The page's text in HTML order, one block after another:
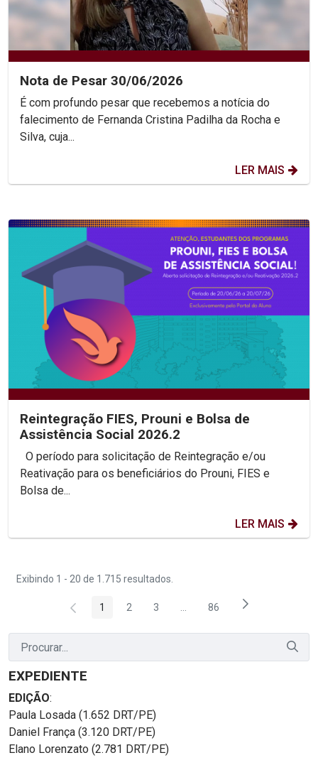
Nota de Pesar 30/06/2026
É com profundo pesar que recebemos a notícia do
falecimento de Fernanda Cristina Padilha da Rocha e
Silva, cuja...
LER MAIS
Reintegração FIES, Prouni e Bolsa de
Assistência Social 2026.2
Reativação para os beneficiários do Prouni, FIES e
Bolsa de...
LER MAIS
Exibindo 1 - 20 de 1.715 resultados.
Página
1 Página
2 Página
3 Páginas intermediárias Usar
Página
86
EXPEDIENTE
EDIÇÃO:
Paula Losada (1.652 DRT/PE)
Daniel França (3.120 DRT/PE)
Elano Lorenzato (2.781 DRT/PE)